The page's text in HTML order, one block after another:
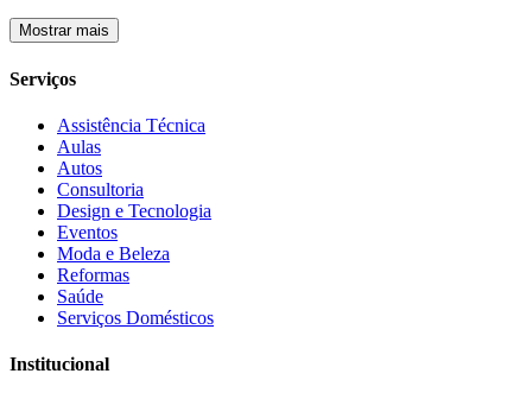
Mostrar mais
Serviços
Assistência Técnica
Aulas
Autos
Consultoria
Design e Tecnologia
Eventos
Moda e Beleza
Reformas
Saúde
Serviços Domésticos
Institucional